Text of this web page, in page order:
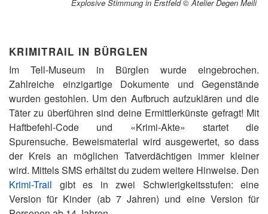
Explosive Stimmung in Erstfeld © Atelier Degen Meili
KRIMITRAIL IN BÜRGLEN
Im Tell-Museum in Bürglen wurde eingebrochen.
Zahlreiche einzigartige Dokumente und Gegenstände
wurden gestohlen. Um den Aufbruch aufzuklären und die
Täter zu überführen sind deine Ermittlerkünste gefragt! Mit
Haftbefehl-Code und «Krimi-Akte» startet die
Spurensuche. Beweismaterial wird ausgewertet, so dass
der Kreis an möglichen Tatverdächtigen immer kleiner
wird. Mittels SMS erhältst du zudem weitere Hinweise. Den
Krimi-Trail gibt es in zwei Schwierigkeitsstufen: eine
Version für Kinder (ab 7 Jahren) und eine Version für